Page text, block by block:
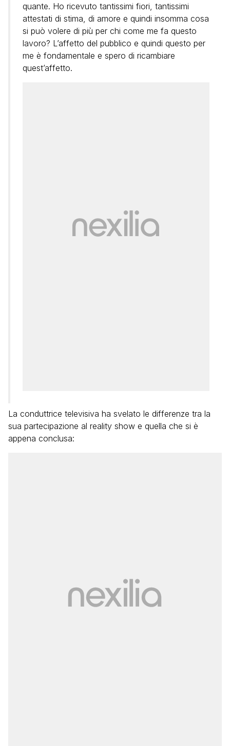
quante. Ho ricevuto tantissimi fiori, tantissimi
attestati di stima, di amore e quindi insomma cosa
si può volere di più per chi come me fa questo
lavoro? L’affetto del pubblico e quindi questo per
me è fondamentale e spero di ricambiare
quest’affetto.
La conduttrice televisiva ha svelato le differenze tra la
sua partecipazione al reality show e quella che si è
appena conclusa: